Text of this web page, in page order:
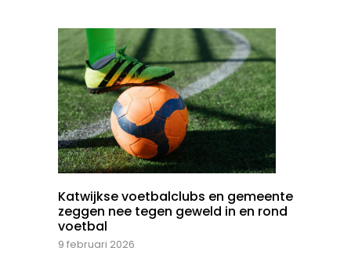
Katwijkse voetbalclubs en gemeente
zeggen nee tegen geweld in en rond
voetbal
9 februari 2026